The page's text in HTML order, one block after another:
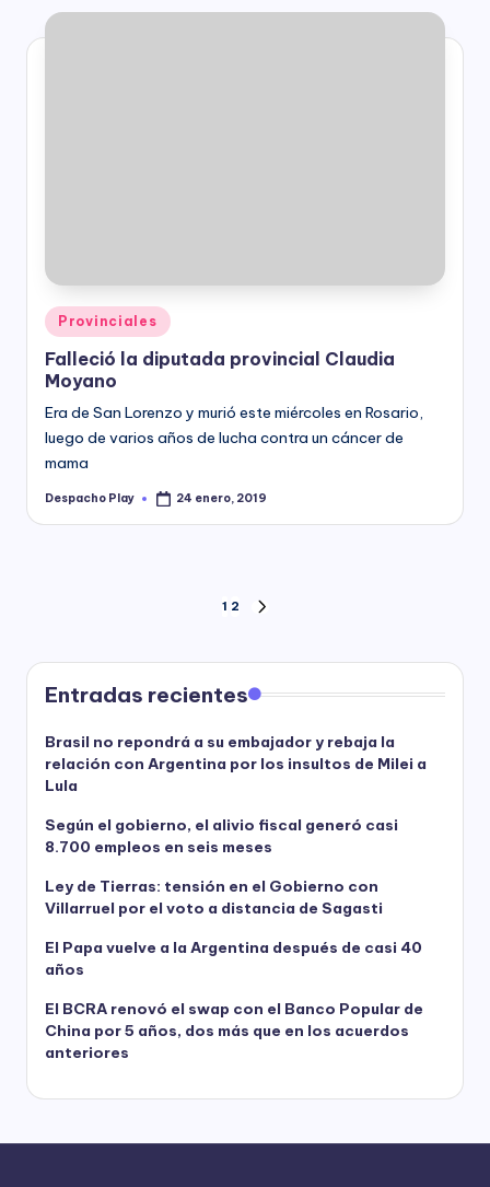
Posted
in
Provinciales
Falleció la diputada provincial Claudia
Moyano
Era de San Lorenzo y murió este miércoles en Rosario,
luego de varios años de lucha contra un cáncer de
mama
Posted
Despacho Play 24 enero, 2019
de
entradas
1 2
Entradas recientes
Brasil no repondrá a su embajador y rebaja la
relación con Argentina por los insultos de Milei a
Lula
Según el gobierno, el alivio fiscal generó casi
8.700 empleos en seis meses
Ley de Tierras: tensión en el Gobierno con
Villarruel por el voto a distancia de Sagasti
El Papa vuelve a la Argentina después de casi 40
años
El BCRA renovó el swap con el Banco Popular de
China por 5 años, dos más que en los acuerdos
anteriores